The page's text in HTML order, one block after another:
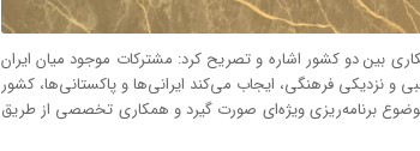
بین دو کشور اشاره و تصریح کرد: مشترکات موجود میان ایران
و نزدیکی فرهنگی، ایجاب می‌کند ایرانی‌ها و پاکستانی‌ها، کشور
برنامه‌ریزی ویژه‌ای صورت گیرد و همکاری تخصصی از طریق